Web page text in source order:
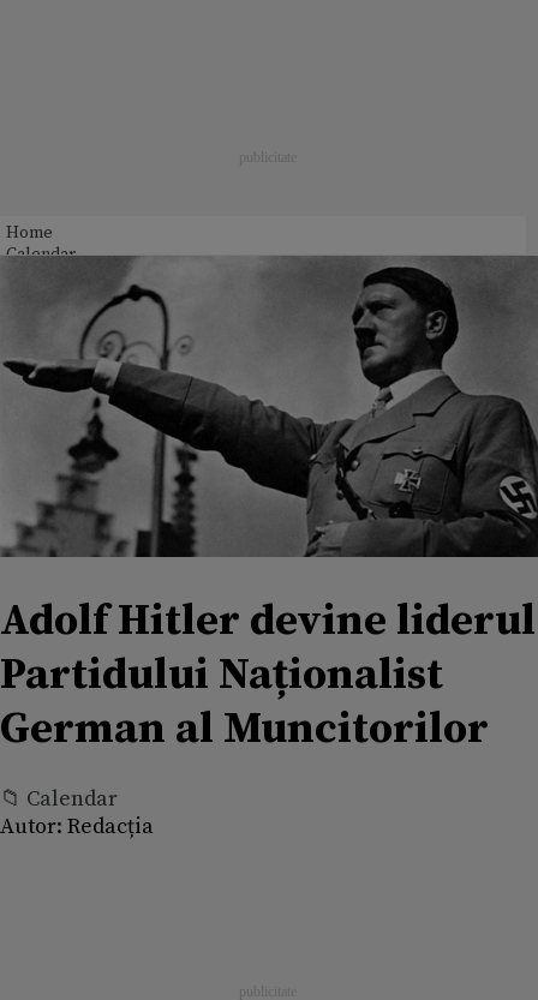
Home
Calendar
Adolf Hitler devine liderul
Partidului Naționalist
German al Muncitorilor
📁 Calendar
Autor: Redacția